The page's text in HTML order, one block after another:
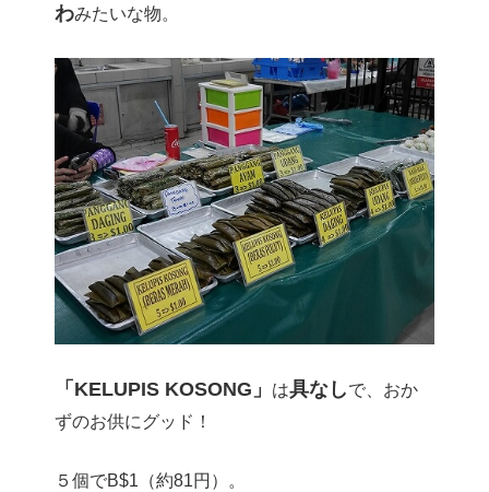
わみたいな物。
「KELUPIS KOSONG」 は具なしで、おか
ずのお供にグッド！
５個でB$1（約81円）。